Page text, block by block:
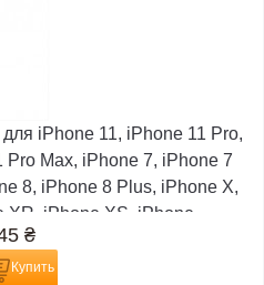
iPhone 11, iPhone 11 Pro,
Pro Max, iPhone 7, iPhone 7
8, iPhone 8 Plus, iPhone X,
XR, iPhone XS, iPhone...
₴
Купить